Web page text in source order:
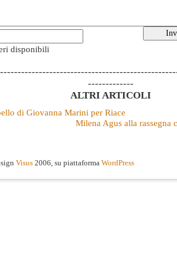
disponibili
-------------
ALTRI ARTICOLI
di Giovanna Marini per Riace
Milena Agus alla rassegna
Visus 2006, su piattaforma WordPress